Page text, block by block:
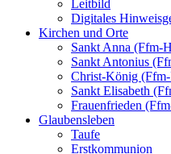
Leitbild
Digitales
Kirchen und Orte
Sankt Anna (Ffm-
Sankt Antonius
Christ-König
Sankt Elisabeth
Frauenfrieden
Glaubensleben
Taufe
Erstkommunion